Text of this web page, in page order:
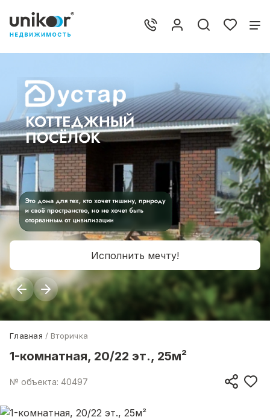
Исполнить мечту!
Главная Вторичка
1-комнатная, 20/22 эт., 25м²
№ объекта: 40497